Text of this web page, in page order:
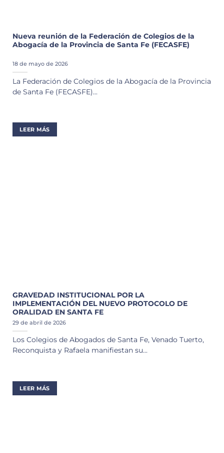
Nueva reunión de la Federación de Colegios de la
Abogacía de la Provincia de Santa Fe (FECASFE)
18 de mayo de 2026
La Federación de Colegios de la Abogacía de la Provincia
de Santa Fe (FECASFE)...
LEER MÁS
GRAVEDAD INSTITUCIONAL POR LA
IMPLEMENTACIÓN DEL NUEVO PROTOCOLO DE
ORALIDAD EN SANTA FE
29 de abril de 2026
Los Colegios de Abogados de Santa Fe, Venado Tuerto,
Reconquista y Rafaela manifiestan su...
LEER MÁS